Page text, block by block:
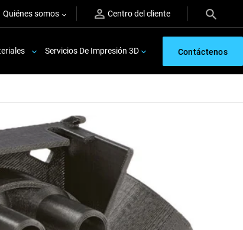
Quiénes somos Centro del cliente
Servicios De Impresión 3D Contáctenos